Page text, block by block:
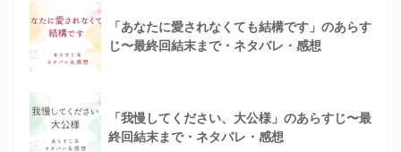
「あなたに愛されなくても結構です」のあらす
じ〜最終回結末まで・ネタバレ・感想
「我慢してください、大公様」のあらすじ〜最
終回結末まで・ネタバレ・感想